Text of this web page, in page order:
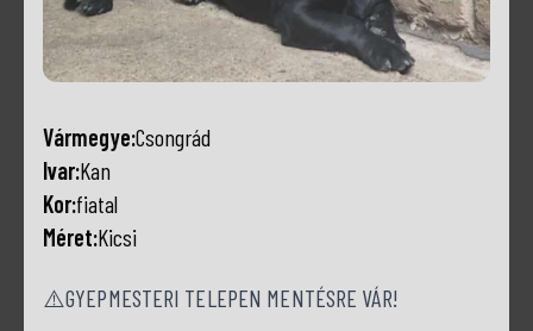
Vármegye:Csongrád
Ivar:Kan
Kor:fiatal
Méret:Kicsi
⚠️GYEPMESTERI TELEPEN MENTÉSRE VÁR!